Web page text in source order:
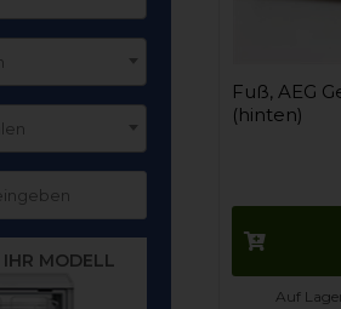
IHR MODELL
Fuß, AEG
(hinten)
Auf